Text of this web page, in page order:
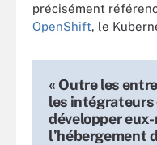
précisément
OpenShift, le
« Outre les
les
développer
l’hébergement